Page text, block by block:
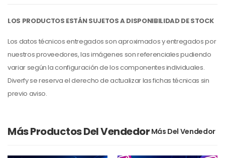
LOS PRODUCTOS ESTÁN SUJETOS A DISPONIBILIDAD DE STOCK
Los datos técnicos entregados son aproximados y entregados por
nuestros proveedores, las imágenes son referenciales pudiendo
variar según la configuración de los componentes individuales.
Diverfy se reserva el derecho de actualizar las fichas técnicas sin
previo aviso.
Más Productos Del Vendedor